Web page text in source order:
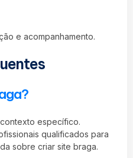
e acompanhamento.
específico.
qualificados para
sobre criar site braga.